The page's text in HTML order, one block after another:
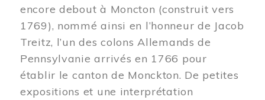
encore debout à Moncton (construit vers
1769), nommé ainsi en l’honneur de Jacob
Treitz, l’un des colons Allemands de
Pennsylvanie arrivés en 1766 pour
établir le canton de Monckton. De petites
expositions et une interprétation